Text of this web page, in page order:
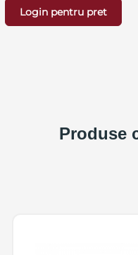
Login pentru pret
Produse